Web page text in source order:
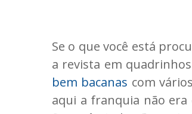
Se o que você está
a revista em
bem bacanas com
aqui a franquia não era